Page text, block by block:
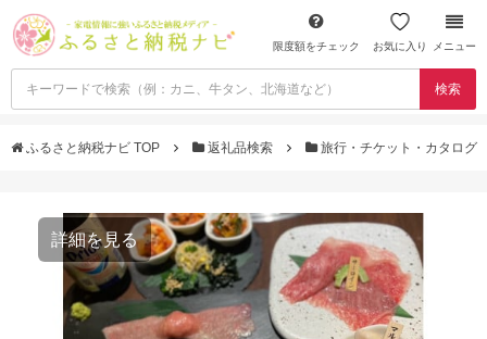
限度額をチェック お気に入り メニュー
検索
ふるさと納税ナビ TOP 返礼品検索 旅行・チケット・カタログ
詳細を見る